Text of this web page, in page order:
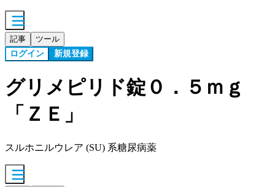
記事 ツール
ログイン 新規登録
グリメピリド錠０．５ｍｇ
「ＺＥ」
スルホニルウレア (SU) 系糖尿病薬